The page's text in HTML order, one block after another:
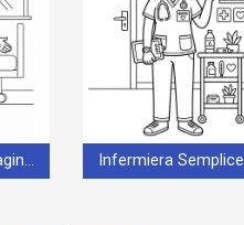
Infermiera Immagine Stampabile Infermiera Semplice